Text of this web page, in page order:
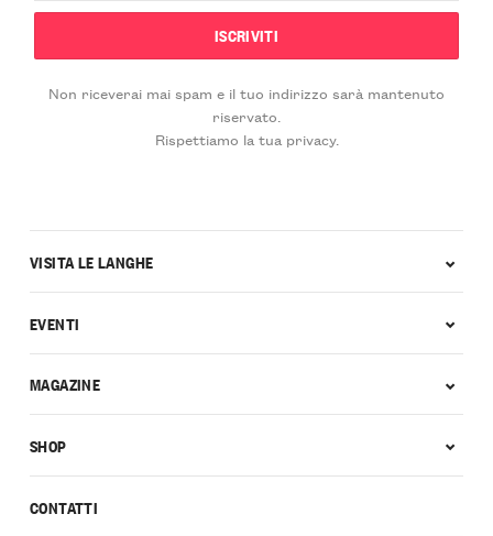
Non riceverai mai spam e il tuo indirizzo sarà mantenuto
riservato.
Rispettiamo la tua privacy.
CONTATTI
VISITA LE LANGHE
EVENTI
MAGAZINE
SHOP